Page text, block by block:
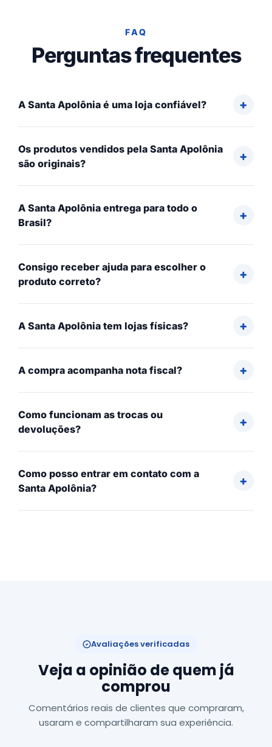
FAQ
Perguntas frequentes
A Santa Apolônia é uma loja confiável?
Os produtos vendidos pela Santa Apolônia
são originais?
A Santa Apolônia entrega para todo o
Brasil?
Consigo receber ajuda para escolher o
produto correto?
A Santa Apolônia tem lojas físicas?
A compra acompanha nota fiscal?
Como funcionam as trocas ou
devoluções?
Como posso entrar em contato com a
Santa Apolônia?
Avaliações verificadas
Veja a opinião de quem já
comprou
Comentários reais de clientes que compraram,
usaram e compartilharam sua experiência.